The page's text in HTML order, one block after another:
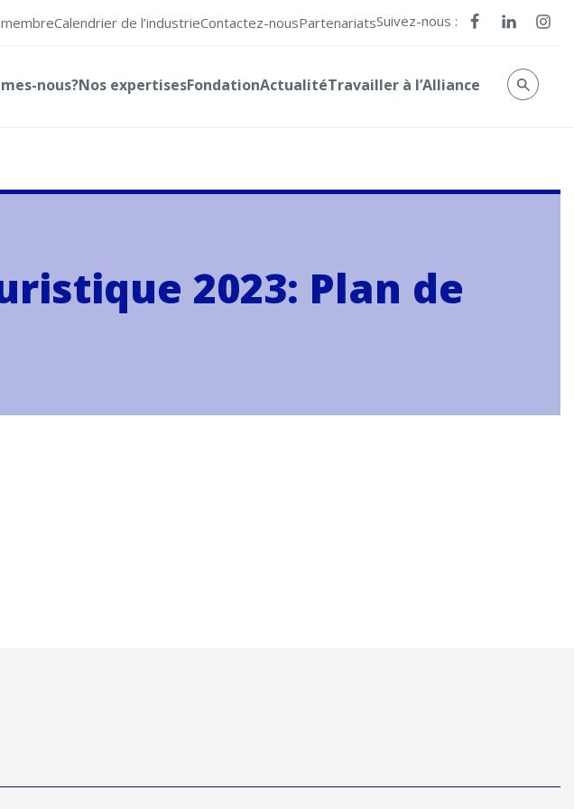
Calendrier de l’industrieContactez-nousPartenariatsSuivez-nous :
nous?Nos expertisesFondationActualitéTravailler à l’Alliance
2023: Plan de